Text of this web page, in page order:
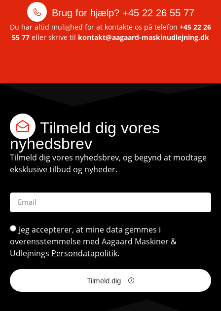
Brug for hjælp? +45 22 26 55 77
Du har altid mulighed for at kontakte os på telefon +45 22 26
55 77 eller skrive til kontakt@aagaard-maskinudlejning.dk
Tilmeld dig vores
nyhedsbrev
Tilmeld dig vores nyhedsbrev, og begynd at modtage
eksklusive tilbud og nyheder.
Jeg accepterer, at mine data gemmes i
overensstemmelse med Aagaard Maskiner &
Udlejnings Persondatapolitik.
Tilmeld dig